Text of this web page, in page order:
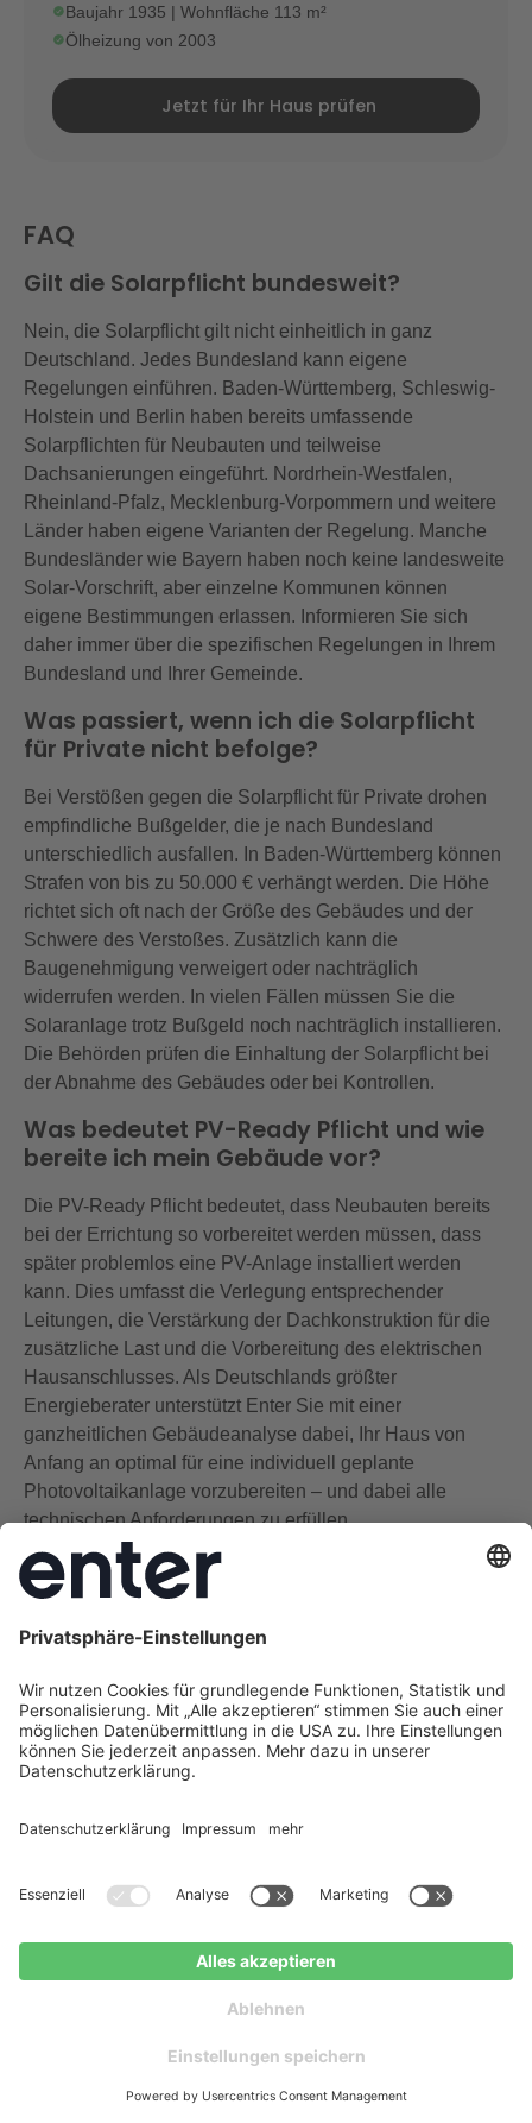
Jetzt kostenlos beraten
Kostenloser
Baujahr 1935 | Wohnfläche 113 m²
Ölheizung von 2003
Jetzt für Ihr Haus prüfen
FAQ
Gilt die Solarpflicht bundesweit?
Nein, die Solarpflicht gilt nicht einheitlich in ganz
Deutschland. Jedes Bundesland kann eigene
Regelungen einführen. Baden-Württemberg, Schleswig-
Holstein und Berlin haben bereits umfassende
Solarpflichten für Neubauten und teilweise
Dachsanierungen eingeführt. Nordrhein-Westfalen,
Rheinland-Pfalz, Mecklenburg-Vorpommern und weitere
Länder haben eigene Varianten der Regelung. Manche
Bundesländer wie Bayern haben noch keine landesweite
Solar-Vorschrift, aber einzelne Kommunen können
eigene Bestimmungen erlassen. Informieren Sie sich
daher immer über die spezifischen Regelungen in Ihrem
Bundesland und Ihrer Gemeinde.
Was passiert, wenn ich die Solarpflicht
für Private nicht befolge?
Bei Verstößen gegen die Solarpflicht für Private drohen
empfindliche Bußgelder, die je nach Bundesland
unterschiedlich ausfallen. In Baden-Württemberg können
Strafen von bis zu 50.000 € verhängt werden. Die Höhe
richtet sich oft nach der Größe des Gebäudes und der
Schwere des Verstoßes. Zusätzlich kann die
Baugenehmigung verweigert oder nachträglich
widerrufen werden. In vielen Fällen müssen Sie die
Solaranlage trotz Bußgeld noch nachträglich installieren.
Die Behörden prüfen die Einhaltung der Solarpflicht bei
der Abnahme des Gebäudes oder bei Kontrollen.
Was bedeutet PV-Ready Pflicht und wie
bereite ich mein Gebäude vor?
Die PV-Ready Pflicht bedeutet, dass Neubauten bereits
bei der Errichtung so vorbereitet werden müssen, dass
später problemlos eine PV-Anlage installiert werden
kann. Dies umfasst die Verlegung entsprechender
Leitungen, die Verstärkung der Dachkonstruktion für die
zusätzliche Last und die Vorbereitung des elektrischen
Hausanschlusses. Als Deutschlands größter
Energieberater unterstützt Enter Sie mit einer
ganzheitlichen Gebäudeanalyse dabei, Ihr Haus von
Anfang an optimal für eine individuell geplante
Photovoltaikanlage vorzubereiten – und dabei alle
technischen Anforderungen zu erfüllen.
Welche Förderungen gibt es für die
Solarpflicht?
Trotz der gesetzlichen Verpflichtung können Sie
Förderkredit 270bietet zinsgünstige Finanzierung für
Photovoltaik-Anlagen. Viele Bundesländer und
Kommunen haben eigeneFörderprogrammemit
direkten Zuschüssen. In Nordrhein-Westfalen gibt es
fördert Batteriespeicher zusätzlich. Auch die
Gesetz bleibt bestehen. Enter übernimmt den kompletten
Auszahlung. Mit der Fördergarantie erhalten Sie die 100
% garantierte Auszahlung der KfW-Förderung für Ihre